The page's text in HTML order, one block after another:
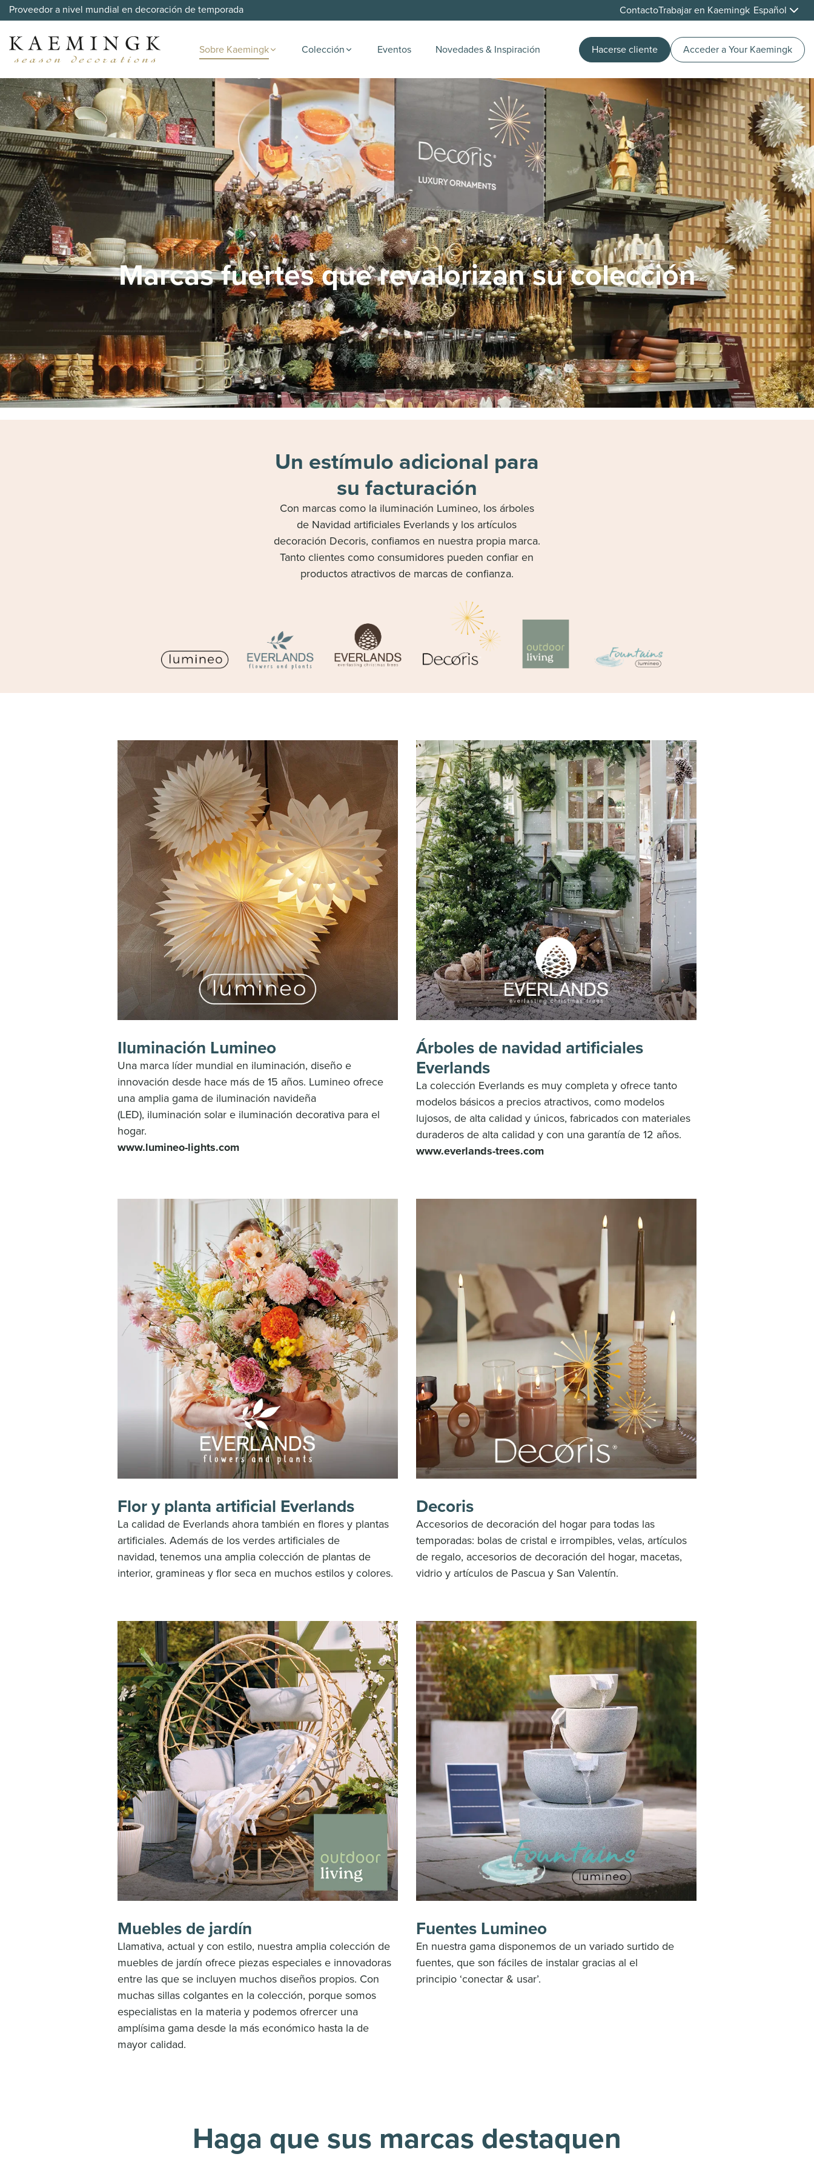
Proveedor a nivel mundial en decoración de temporada ContactoTrabajar en Kaemingk Español
Sobre Kaemingk Colección Eventos Novedades & Inspiración Hacerse cliente Acceder a Your Kaemingk
Marcas fuertes que revalorizan su colección
Un estímulo adicional para
su facturación
Con marcas como la iluminación Lumineo, los árboles
de Navidad artificiales Everlands y los artículos
decoración Decoris, confiamos en nuestra propia marca.
Tanto clientes como consumidores pueden confiar en
productos atractivos de marcas de confianza.
Iluminación Lumineo
Una marca líder mundial en iluminación, diseño e
innovación desde hace más de 15 años. Lumineo ofrece
una amplia gama de iluminación navideña
(LED), iluminación solar e iluminación decorativa para el
hogar.
www.lumineo-lights.com
Árboles de navidad artificiales
Everlands
La colección Everlands es muy completa y ofrece tanto
modelos básicos a precios atractivos, como modelos
lujosos, de alta calidad y únicos, fabricados con materiales
duraderos de alta calidad y con una garantía de 12 años.
www.everlands-trees.com
Flor y planta artificial Everlands
La calidad de Everlands ahora tambiénen flores y plantas
artificiales. Ademásde los verdes artificiales de
navidad,tenemos una amplia colección de plantasde
interior, gramineas y flor seca en muchos estilos y colores.
Decoris
Accesorios de decoración del hogar paratodas las
temporadas: bolas de cristal e irrompibles, velas, artículos
de regalo, accesorios de decoración del hogar, macetas,
vidrio y artículos de Pascua y San Valentín.
Muebles de jardín
Llamativa, actual y con estilo, nuestra amplia colección de
muebles de jardín ofrece piezas especiales e innovadoras
entre las que se incluyen muchos diseños propios. Con
muchas sillas colgantes en la colección, porque somos
especialistas en la materia y podemos ofrercer una
amplísima gama desde la más económico hasta la de
mayor calidad.
Fuentes Lumineo
En nuestra gama disponemos de un variado surtido de
fuentes, que son fáciles de instalar gracias al el
principio ‘conectar & usar’.
Haga que sus marcas destaquen